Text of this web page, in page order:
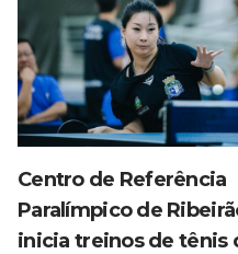
Centro de Referência
Paralímpico de
inicia treinos de tênis